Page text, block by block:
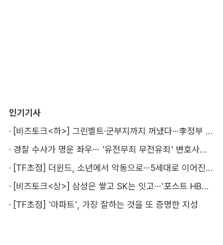
인기기사
·
[비즈토크<하>] 그린벨트·군부지까지 꺼냈다…李정부 '공급 속도전' 통할까
·
경찰 수사가 명운 좌우… '유전무죄 무전유죄' 변호사비 부담 우려
·
[TF초점] 더윈드, 소년에서 악동으로…5세대로 이어진 지코·박경
·
[비즈토크<상>] 삼성은 쌓고 SK는 잇고…'포스트 HBM' 주도권 누가 잡을까
· [TF초점] '아파트', 가장 잘하는 것을 또 증명한 지성